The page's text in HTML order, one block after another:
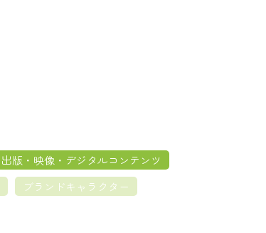
出版・映像・デジタルコンテンツ
ブランドキャラクター